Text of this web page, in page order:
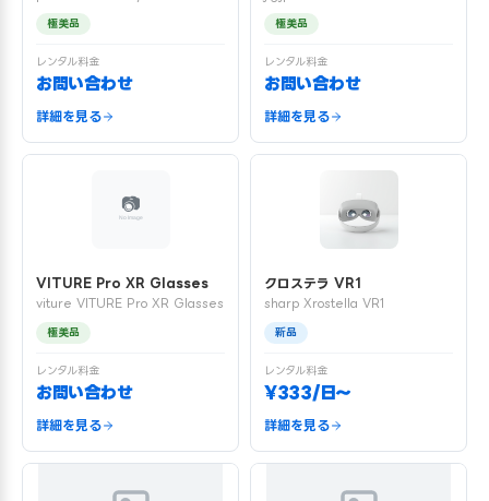
極美品
レンタル料金
お問い合わせ
詳細を見る
極美品
レンタル料金
お問い合わせ
詳細を見る
VITURE Pro XR Glasses
viture VITURE Pro XR Glasses
極美品
レンタル料金
お問い合わせ
詳細を見る
クロステラ VR1
sharp Xrostella VR1
新品
レンタル料金
¥333/日〜
詳細を見る